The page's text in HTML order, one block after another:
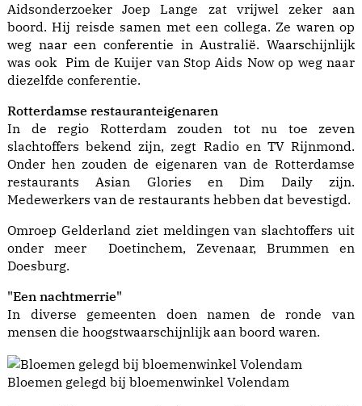
Aidsonderzoeker Joep Lange zat vrijwel zeker aan
boord. Hij reisde samen met een collega. Ze waren op
weg naar een conferentie in Australië. Waarschijnlijk
was ook Pim de Kuijer van Stop Aids Now op weg naar
diezelfde conferentie.
Rotterdamse restauranteigenaren
In de regio Rotterdam zouden tot nu toe zeven
slachtoffers bekend zijn, zegt Radio en TV Rijnmond.
Onder hen zouden de eigenaren van de Rotterdamse
restaurants Asian Glories en Dim Daily zijn.
Medewerkers van de restaurants hebben dat bevestigd.
Omroep Gelderland ziet meldingen van slachtoffers uit
onder meer Doetinchem, Zevenaar, Brummen en
Doesburg.
"Een nachtmerrie"
In diverse gemeenten doen namen de ronde van
mensen die hoogstwaarschijnlijk aan boord waren.
Bloemen gelegd bij bloemenwinkel Volendam